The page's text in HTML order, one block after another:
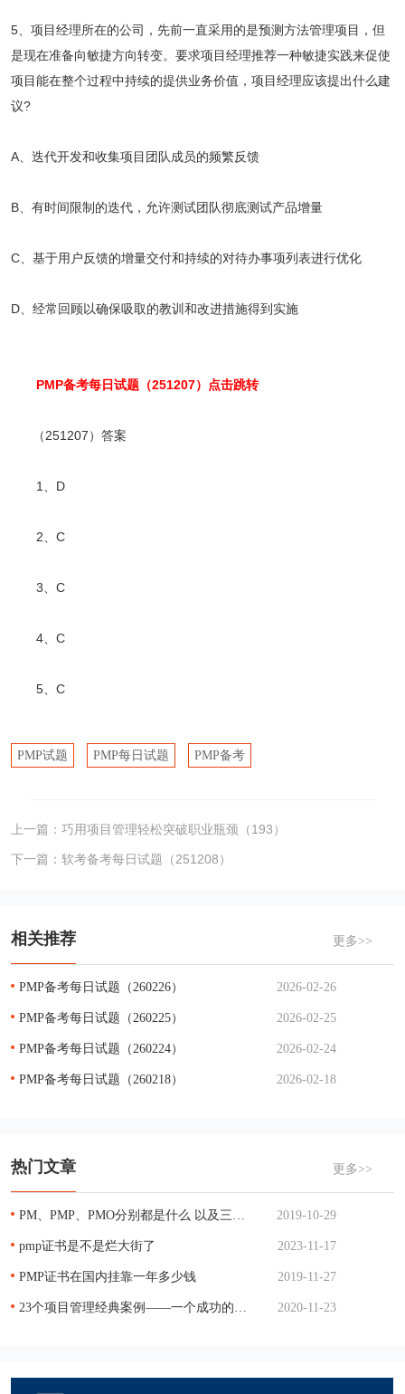
5、项目经理所在的公司，先前一直采用的是预测方法管理项目，但
是现在准备向敏捷方向转变。要求项目经理推荐一种敏捷实践来促使
项目能在整个过程中持续的提供业务价值，项目经理应该提出什么建
议?
A、迭代开发和收集项目团队成员的频繁反馈
B、有时间限制的迭代，允许测试团队彻底测试产品增量
C、基于用户反馈的增量交付和持续的对待办事项列表进行优化
D、经常回顾以确保吸取的教训和改进措施得到实施
PMP备考每日试题（251207）点击跳转
（251207）答案
1、D
2、C
3、C
4、C
5、C
PMP试题 PMP每日试题 PMP备考
上一篇： 巧用项目管理轻松突破职业瓶颈（193）
下一篇： 软考备考每日试题（251208）
相关推荐 更多>>
PMP备考每日试题（260226） 2026-02-26
PMP备考每日试题（260225） 2026-02-25
PMP备考每日试题（260224） 2026-02-24
PMP备考每日试题（260218） 2026-02-18
热门文章 更多>>
2019-10-29
pmp证书是不是烂大街了 2023-11-17
PMP证书在国内挂靠一年多少钱 2019-11-27
2020-11-23